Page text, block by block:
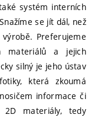
systém interních
se jít dál, než
Preferujeme
materiálů a jejich
silný je jeho ústav
která zkoumá
informace či
materiály, tedy